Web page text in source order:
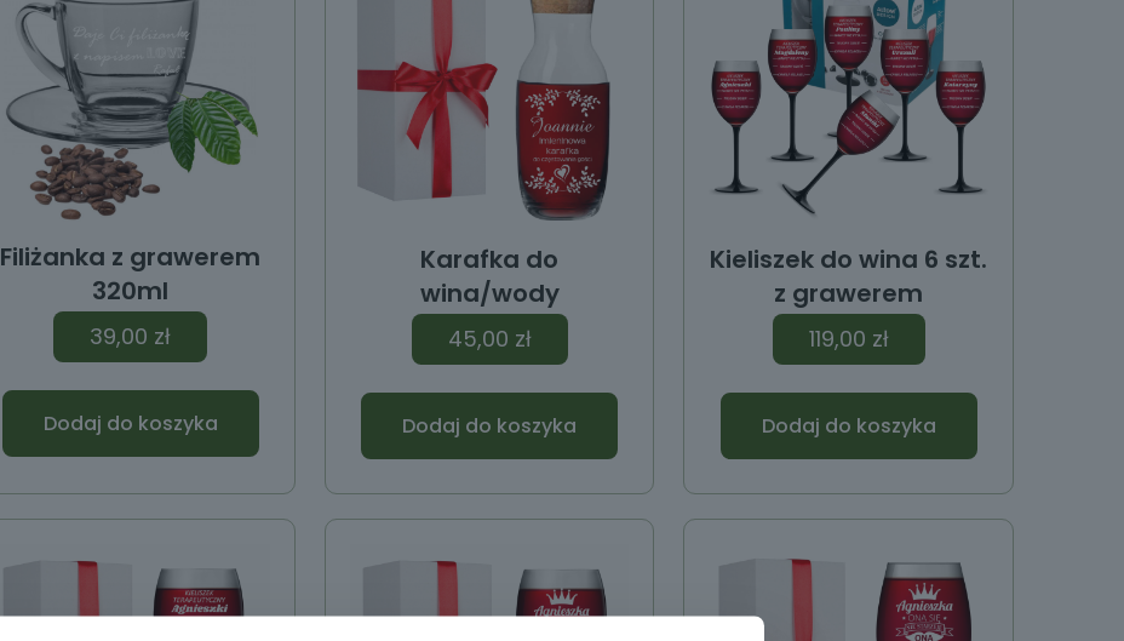
Filiżanka z grawerem
320ml
39,00 zł
Dodaj do koszyka
Karafka do
wina/wody
45,00 zł
Dodaj do koszyka
Kieliszek do wina 6 szt.
z grawerem
119,00 zł
Dodaj do koszyka